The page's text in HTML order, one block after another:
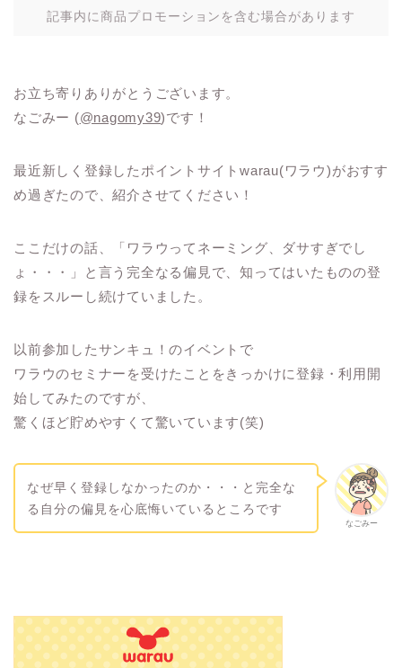
記事内に商品プロモーションを含む場合があります
お立ち寄りありがとうございます。
なごみー (@nagomy39)です！
最近新しく登録したポイントサイトwarau(ワラウ)がおすす
め過ぎたので、紹介させてください！
ここだけの話、「ワラウってネーミング、ダサすぎでし
ょ・・・」と言う完全なる偏見で、知ってはいたものの登
録をスルーし続けていました。
以前参加したサンキュ！のイベントで
ワラウのセミナーを受けたことをきっかけに登録・利用開
始してみたのですが、
驚くほど貯めやすくて驚いています(笑)
なごみー
なぜ早く登録しなかったのか・・・と完全な
る自分の偏見を心底悔いているところです